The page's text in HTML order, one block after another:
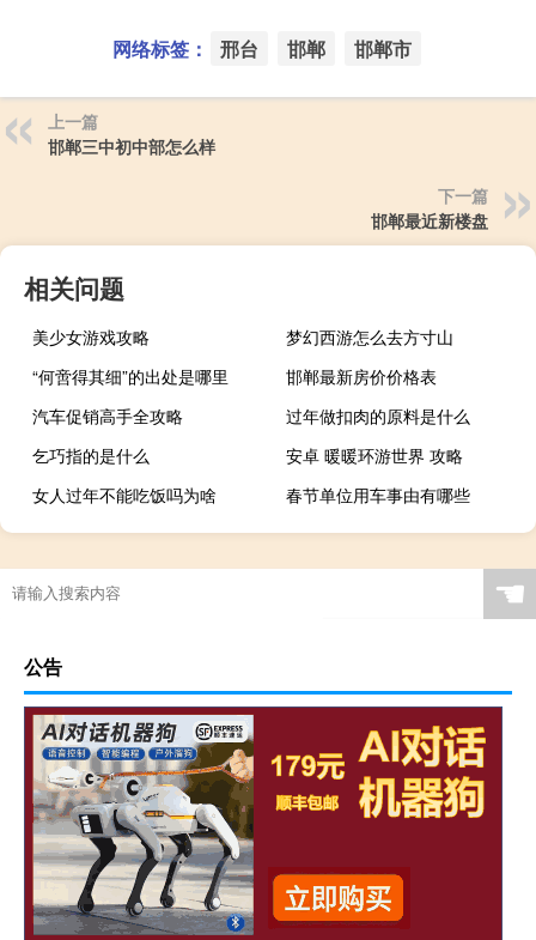
网络标签： 邢台 邯郸 邯郸市
上一篇
邯郸三中初中部怎么样
下一篇
邯郸最近新楼盘
相关问题
美少女游戏攻略
梦幻西游怎么去方寸山
“何啻得其细”的出处是哪里
邯郸最新房价价格表
汽车促销高手全攻略
过年做扣肉的原料是什么
乞巧指的是什么
安卓 暖暖环游世界 攻略
女人过年不能吃饭吗为啥
春节单位用车事由有哪些
☚
公告